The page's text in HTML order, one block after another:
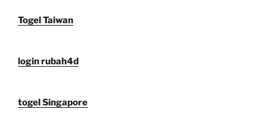
Togel Taiwan
login rubah4d
togel Singapore